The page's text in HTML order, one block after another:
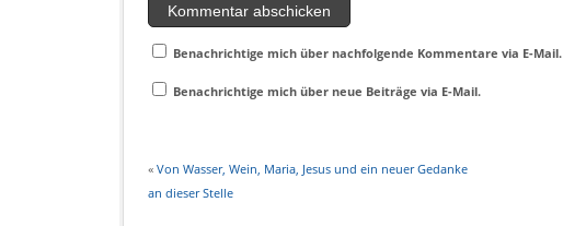
Benachrichtige mich über nachfolgende Kommentare via E-Mail.
Benachrichtige mich über neue Beiträge via E-Mail.
«Von Wasser, Wein, Maria, Jesus und ein neuer Gedanke
an dieser Stelle